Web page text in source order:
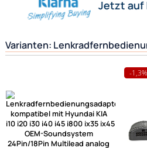
funktionstüchtig miteinander zu
Herstellerinformationen
passende Produkte
Ähnliche Produkte anzeigen
Frage zum Artikel stellen